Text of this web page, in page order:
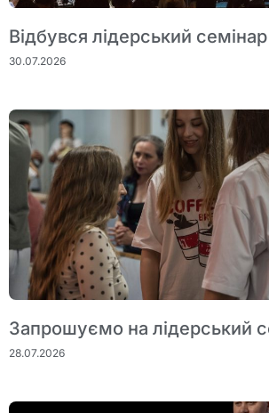
Відбувся лідерський семінар
30.07.2026
Запрошуємо на лідерський
28.07.2026